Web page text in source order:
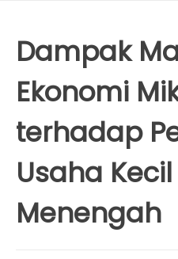
Dampak
Ekonomi
terhadap
Usaha
Menengah